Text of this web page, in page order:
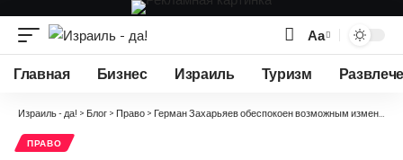
Изменение
размера
Аа
Главная Бизнес Израиль Туризм
Израиль - да! > Блог > Право > Герман Захарьяев обеспокоен возможным изменением закона о репатриации
ПРАВО